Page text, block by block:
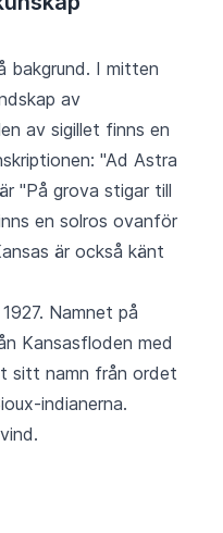
bakgrund. I mitten
av
av sigillet finns en
"Ad Astra
"På grova stigar till
en solros ovanför
är också känt
Namnet på
Kansasfloden med
sitt namn från ordet
indianerna.